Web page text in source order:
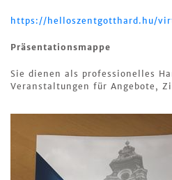
https://helloszentgotthard.hu/
Präsentationsmappe
Sie dienen als professionelles
Veranstaltungen für Angebote,